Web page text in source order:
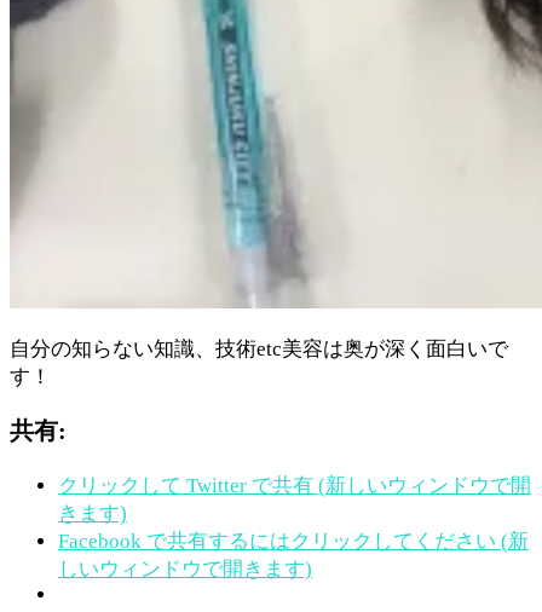
自分の知らない知識、技術etc美容は奥が深く面白いで
す！
共有:
クリックして Twitter で共有 (新しいウィンドウで開
きます)
Facebook で共有するにはクリックしてください (新
しいウィンドウで開きます)